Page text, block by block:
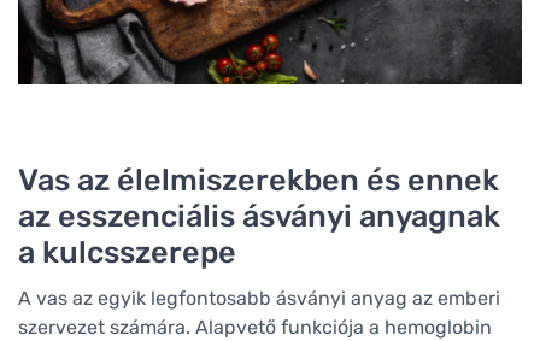
Vas az élelmiszerekben és ennek
az esszenciális ásványi anyagnak
a kulcsszerepe
A vas az egyik legfontosabb ásványi anyag az emberi
szervezet számára. Alapvető funkciója a hemoglobin